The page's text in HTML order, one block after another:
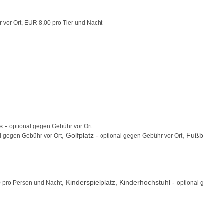
Ort, EUR 8,00 pro Tier und Nacht
- optional gegen Gebühr vor Ort
gegen Gebühr vor Ort , Golfplatz - optional gegen Gebühr vor Ort ,
pro Person und Nacht , Kinderspielplatz, Kinderhochstuhl - optional